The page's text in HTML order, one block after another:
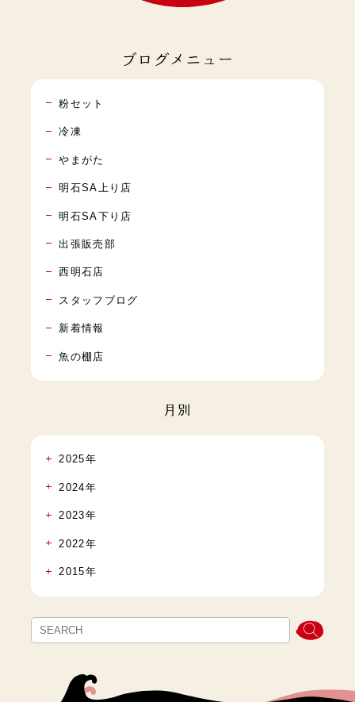
ブログメニュー
粉セット
冷凍
やまがた
明石SA上り店
明石SA下り店
出張販売部
西明石店
スタッフブログ
新着情報
魚の棚店
月別
2025年
2024年
2023年
2022年
2015年